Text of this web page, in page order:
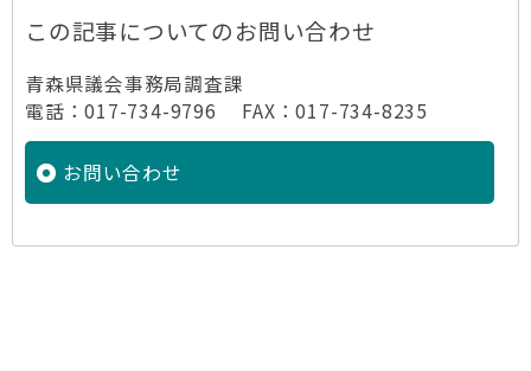
この記事についてのお問い合わせ
青森県議会事務局調査課
電話：017-734-9796 FAX：017-734-8235
お問い合わせ